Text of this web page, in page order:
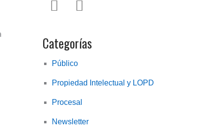
L
n
k
e
d
n
T
i
t
e
r
Categorías
Público
Propiedad Intelectual y LOPD
Procesal
Newsletter